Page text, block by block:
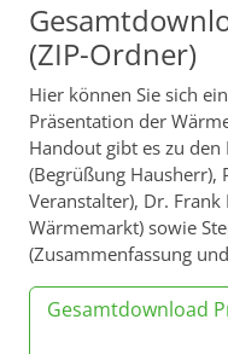
(ZIP-Ordner)
Hier können Sie sich
Präsentation der
Handout gibt es zu
(Begrüßung Hausherr),
Veranstalter), Dr.
Wärmemarkt) sowie
(Zusammenfassung
Gesamtdownload